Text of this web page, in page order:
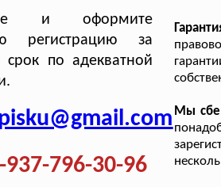
и оформите
регистрацию за
срок по адекватной
937-796-30-96
Мы